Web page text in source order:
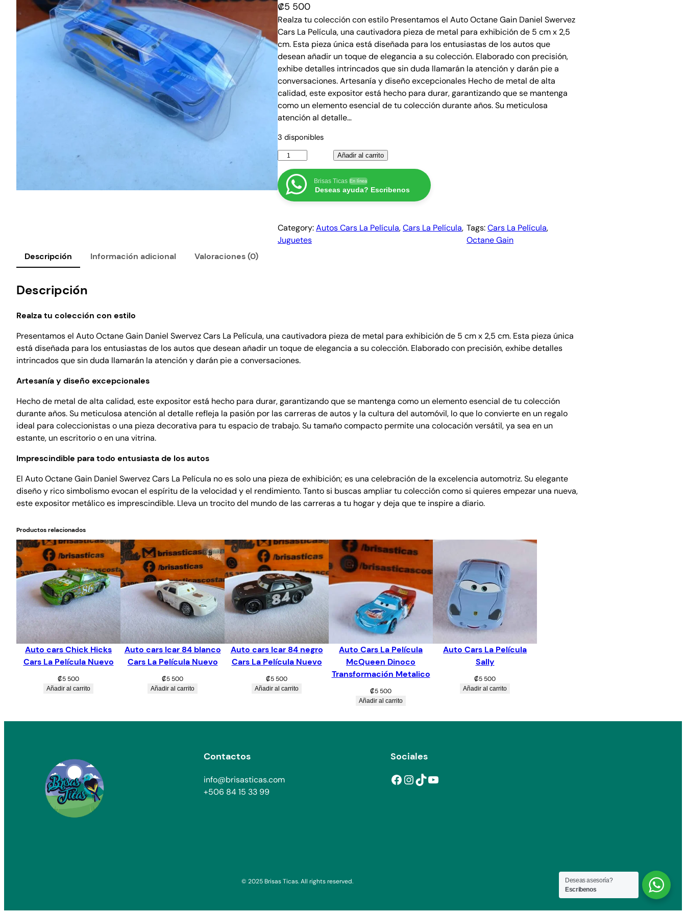
₡5 500
Realza tu colección con estilo Presentamos el Auto Octane Gain Daniel Swervez
Cars La Película, una cautivadora pieza de metal para exhibición de 5 cm x 2,5
cm. Esta pieza única está diseñada para los entusiastas de los autos que
desean añadir un toque de elegancia a su colección. Elaborado con precisión,
exhibe detalles intrincados que sin duda llamarán la atención y darán pie a
conversaciones. Artesanía y diseño excepcionales Hecho de metal de alta
calidad, este expositor está hecho para durar, garantizando que se mantenga
como un elemento esencial de tu colección durante años. Su meticulosa
atención al detalle…
3 disponibles
t
o
t
a
a
n
i
S
w
e
C
a
P
e
l
í
c
u
l
a
c
n
t
d
Añadir al carrito
Brisas Ticas En línea
Deseas ayuda? Escribenos
Category:Autos Cars La Película, Cars La Película
Juguetes
Tags:Cars La Película
Octane Gain
Descripción
Información adicional Valoraciones (0)
Descripción
Realza tu colección con estilo
Presentamos el Auto Octane Gain Daniel Swervez Cars La Película, una cautivadora pieza de metal para exhibición de 5 cm x 2,5 cm. Esta pieza única
está diseñada para los entusiastas de los autos que desean añadir un toque de elegancia a su colección. Elaborado con precisión, exhibe detalles
intrincados que sin duda llamarán la atención y darán pie a conversaciones.
Artesanía y diseño excepcionales
Hecho de metal de alta calidad, este expositor está hecho para durar, garantizando que se mantenga como un elemento esencial de tu colección
durante años. Su meticulosa atención al detalle refleja la pasión por las carreras de autos y la cultura del automóvil, lo que lo convierte en un regalo
ideal para coleccionistas o una pieza decorativa para tu espacio de trabajo. Su tamaño compacto permite una colocación versátil, ya sea en un
estante, un escritorio o en una vitrina.
Imprescindible para todo entusiasta de los autos
El Auto Octane Gain Daniel Swervez Cars La Película no es solo una pieza de exhibición; es una celebración de la excelencia automotriz. Su elegante
diseño y rico simbolismo evocan el espíritu de la velocidad y el rendimiento. Tanto si buscas ampliar tu colección como si quieres empezar una nueva,
este expositor metálico es imprescindible. Lleva un trocito del mundo de las carreras a tu hogar y deja que te inspire a diario.
Productos relacionados
Auto cars Chick Hicks
Cars La Película Nuevo
₡5 500
Añadir al carrito
Auto cars Icar 84 blanco
Cars La Película Nuevo
₡5 500
Añadir al carrito
Auto cars Icar 84 negro
Cars La Película Nuevo
₡5 500
Añadir al carrito
Auto Cars La Película
McQueen Dinoco
Transformación Metalico
₡5 500
Añadir al carrito
Auto Cars La Película
Sally
₡5 500
Añadir al carrito
Contactos
info@brisasticas.com
+506 84 15 33 99
Sociales
Facebook InstagramTikTok YouTube
© 2025 Brisas Ticas. All rights reserved.
Deseas asesoría?
Escribenos